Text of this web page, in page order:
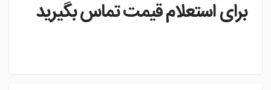
برای استعلام قیمت تماس بگیرید